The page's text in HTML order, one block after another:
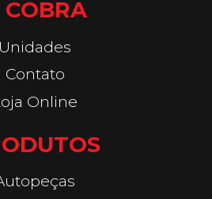
Unidades
Contato
Online